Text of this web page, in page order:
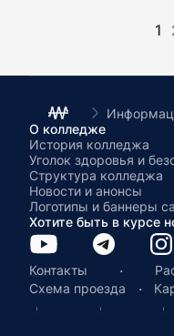
1
О колледже
История колледжа
Уголок здоровья и
Структура колледжа
Новости и анонсы
Логотипы и баннеры
Хотите быть в курсе
Контакты ·
Схема проезда
·